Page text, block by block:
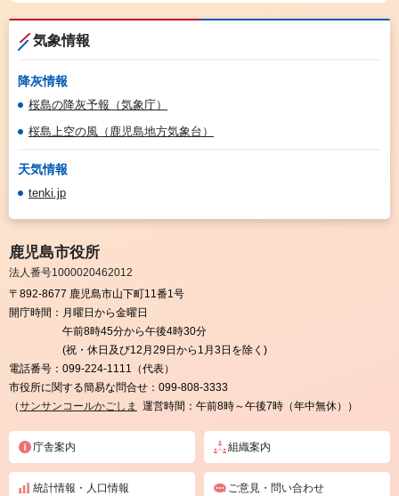
気象情報
降灰情報
桜島の降灰予報（気象庁）
桜島上空の風（鹿児島地方気象台）
天気情報
tenki.jp
鹿児島市役所
法人番号1000020462012
〒892-8677 鹿児島市山下町11番1号
開庁時間： 月曜日から金曜日
午前8時45分から午後4時30分
(祝・休日及び12月29日から1月3日を除く)
電話番号： 099-224-1111（代表）
市役所に関する簡易な問合せ： 099-808-3333
（サンサンコールかごしま 運営時間：午前8時～午後7時（年中無休））
庁舎案内 組織案内
統計情報・人口情報 ご意見・問い合わせ